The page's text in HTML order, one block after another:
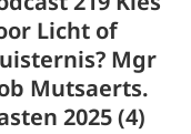
‘Keuzes,
Verantwoordelij
kheid en Groei’